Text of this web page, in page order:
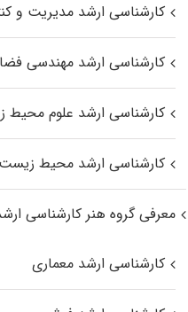
کارشناسی ارشد مدیریت و
کارشناسی ارشد مهندسی
کارشناسی ارشد علوم
کارشناسی ارشد محیط زیست
معرفی گروه هنر کارشناسی
کارشناسی ارشد معماری